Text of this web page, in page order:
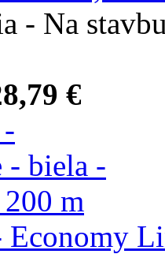
- Na
€
Economy